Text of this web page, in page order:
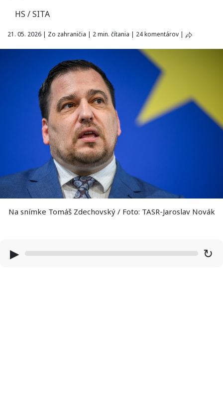
HS / SITA
21. 05. 2026 | Zo zahraničia | 2 min. čítania | 24 komentárov |
Na snímke Tomáš Zdechovský / Foto: TASR-Jaroslav Novák
▶ ↻